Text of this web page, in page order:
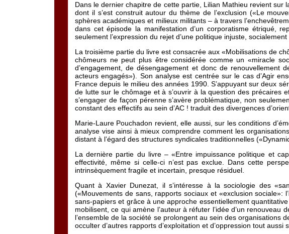
Dans le dernier chapitre de cette partie, Lilian Mathieu revient
dont il s’est construit autour du thème de l’exclusion («Le
sphères académiques et milieux militants – à travers
dans cet épisode la manifestation d’un corporatisme étriqué,
seulement l’expression du rejet d’une politique injuste,
La troisième partie du livre est consacrée aux «Mobilisations de
chômeurs ne peut plus être considérée comme un «miracle
d’engagement, de désengagement et donc de
acteurs engagés»). Son analyse est centrée sur le cas d’Agir
France depuis le milieu des années 1990. S’appuyant sur deux
de lutte sur le chômage et à s’ouvrir à la question des précaires
s’engager de façon pérenne s’avère problématique, non
constant des effectifs au sein d’AC ! traduit des divergences
Marie-Laure Pouchadon revient, elle aussi, sur les conditions
analyse vise ainsi à mieux comprendre comment les
distant à l’égard des structures syndicales traditionnelles
La dernière partie du livre – «Entre impuissance politique et
effectivité, même si celle-ci n’est pas exclue. Dans cette
intrinsèquement fragile et incertain, presque résiduel.
Quant à Xavier Dunezat, il s’intéresse à la sociologie des
(«Mouvements de sans, rapports sociaux et «exclusion sociale»:
sans-papiers et grâce à une approche essentiellement
mobilisent, ce qui amène l’auteur à réfuter l’idée d’un
l’ensemble de la société se prolongent au sein des organisations
occulter d’autres rapports d’exploitation et d’oppression tout